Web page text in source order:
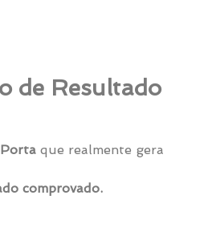
de Resultado
que realmente gera
comprovado.